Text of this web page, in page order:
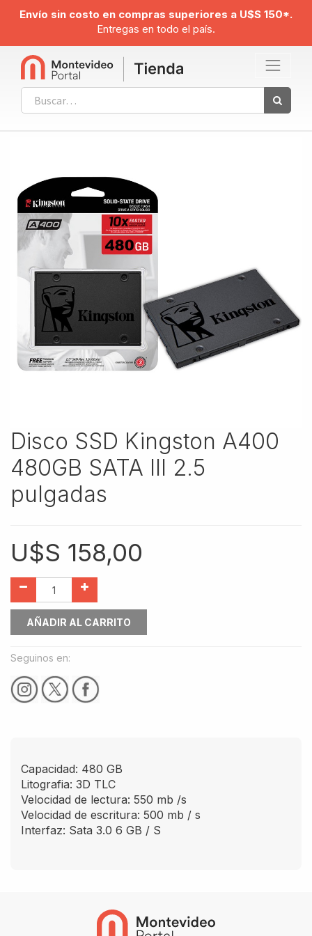
Envío sin costo en compras superiores a U$S 150*.
Entregas en todo el país.
Disco SSD Kingston A400
480GB SATA III 2.5
pulgadas
U$S 158,00
AÑADIR AL CARRITO
Seguinos en:
Capacidad: 480 GB
Litografia: 3D TLC
Velocidad de lectura: 550 mb /s
Velocidad de escritura: 500 mb / s
Interfaz: Sata 3.0 6 GB / S